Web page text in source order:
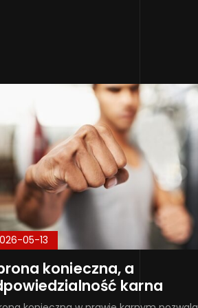
05-13
konieczna, a
karna